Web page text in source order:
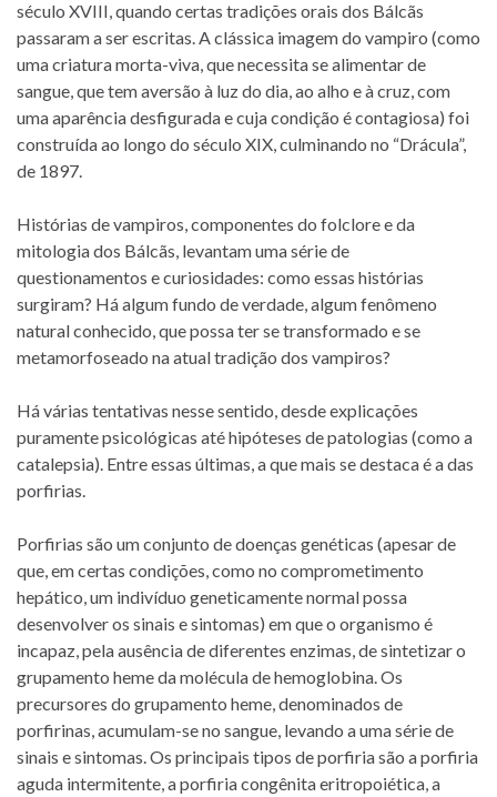
século XVIII, quando certas tradições orais dos Bálcãs
passaram a ser escritas. A clássica imagem do vampiro (como
uma criatura morta-viva, que necessita se alimentar de
sangue, que tem aversão à luz do dia, ao alho e à cruz, com
uma aparência desfigurada e cuja condição é contagiosa) foi
construída ao longo do século XIX, culminando no “Drácula”,
de 1897.
Histórias de vampiros, componentes do folclore e da
mitologia dos Bálcãs, levantam uma série de
questionamentos e curiosidades: como essas histórias
surgiram? Há algum fundo de verdade, algum fenômeno
natural conhecido, que possa ter se transformado e se
metamorfoseado na atual tradição dos vampiros?
Há várias tentativas nesse sentido, desde explicações
puramente psicológicas até hipóteses de patologias (como a
catalepsia). Entre essas últimas, a que mais se destaca é a das
porfirias.
Porfirias são um conjunto de doenças genéticas (apesar de
que, em certas condições, como no comprometimento
hepático, um indivíduo geneticamente normal possa
desenvolver os sinais e sintomas) em que o organismo é
incapaz, pela ausência de diferentes enzimas, de sintetizar o
grupamento heme da molécula de hemoglobina. Os
precursores do grupamento heme, denominados de
porfirinas, acumulam-se no sangue, levando a uma série de
sinais e sintomas. Os principais tipos de porfiria são a porfiria
aguda intermitente, a porfiria congênita eritropoiética, a